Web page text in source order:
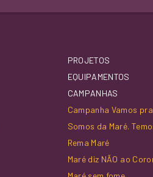
PROJETOS
EQUIPAMENTOS
CAMPANHAS
Campanha Vamos
Somos da Maré.
Rema Maré
Maré diz NÃO ao